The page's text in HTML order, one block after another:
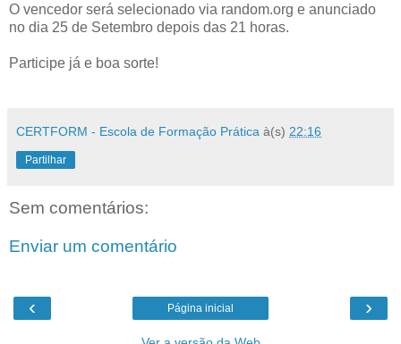
O vencedor será selecionado via random.org e anunciado
no dia 25 de Setembro depois das 21 horas.
Participe já e boa sorte!
CERTFORM - Escola de Formação Prática à(s) 22:16
Partilhar
Sem comentários:
Enviar um comentário
‹ ›
Página inicial